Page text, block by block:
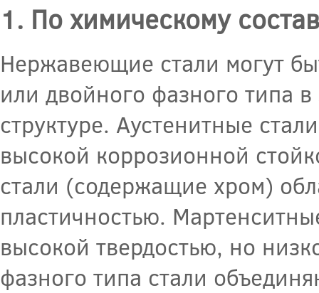
1. По химическому
Нержавеющие стали могут
или двойного фазного типа
структуре. Аустенитные
высокой коррозионной
стали (содержащие хром)
пластичностью.
высокой твердостью, но
фазного типа стали